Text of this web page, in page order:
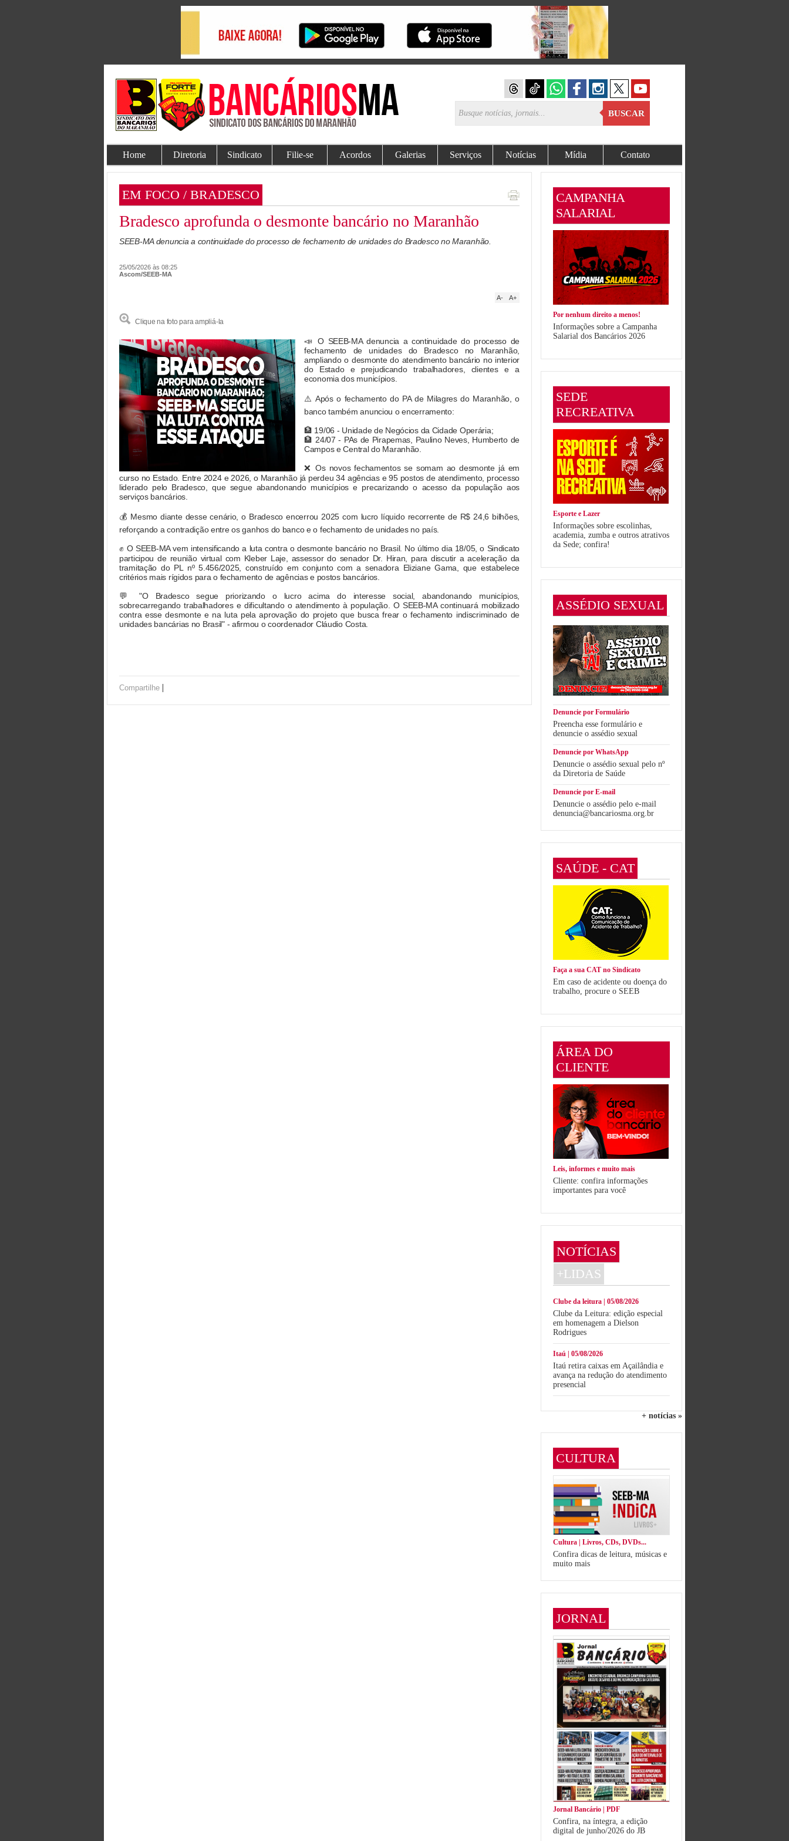
BUSCAR
Home Diretoria Sindicato Filie-se Acordos Galerias Serviços Notícias Mídia Contato
EM FOCO / BRADESCO
Bradesco aprofunda o desmonte bancário no Maranhão
SEEB-MA denuncia a continuidade do processo de fechamento de unidades do Bradesco no Maranhão.
25/05/2026 às 08:25
Ascom/SEEB-MA
A+
A-
Clique na foto para ampliá-la
📣 O SEEB-MA denuncia a continuidade do processo de
fechamento de unidades do Bradesco no Maranhão,
ampliando o desmonte do atendimento bancário no interior
do Estado e prejudicando trabalhadores, clientes e a
economia dos municípios.
⚠️ Após o fechamento do PA de Milagres do Maranhão, o
banco também anunciou o encerramento:
🏦 19/06 - Unidade de Negócios da Cidade Operária;
🏦 24/07 - PAs de Pirapemas, Paulino Neves, Humberto de
Campos e Central do Maranhão.
❌ Os novos fechamentos se somam ao desmonte já em
curso no Estado. Entre 2024 e 2026, o Maranhão já perdeu 34 agências e 95 postos de atendimento, processo
liderado pelo Bradesco, que segue abandonando municípios e precarizando o acesso da população aos
serviços bancários.
💰 Mesmo diante desse cenário, o Bradesco encerrou 2025 com lucro líquido recorrente de R$ 24,6 bilhões,
reforçando a contradição entre os ganhos do banco e o fechamento de unidades no país.
✊ O SEEB-MA vem intensificando a luta contra o desmonte bancário no Brasil. No último dia 18/05, o Sindicato
participou de reunião virtual com Kleber Laje, assessor do senador Dr. Hiran, para discutir a aceleração da
tramitação do PL nº 5.456/2025, construído em conjunto com a senadora Eliziane Gama, que estabelece
critérios mais rígidos para o fechamento de agências e postos bancários.
💬 "O Bradesco segue priorizando o lucro acima do interesse social, abandonando municípios,
sobrecarregando trabalhadores e dificultando o atendimento à população. O SEEB-MA continuará mobilizado
contra esse desmonte e na luta pela aprovação do projeto que busca frear o fechamento indiscriminado de
unidades bancárias no Brasil" - afirmou o coordenador Cláudio Costa.
Compartilhe |
CAMPANHA
SALARIAL
Por nenhum direito a menos!
Informações sobre a Campanha
Salarial dos Bancários 2026
SEDE
RECREATIVA
Esporte e Lazer
Informações sobre escolinhas,
academia, zumba e outros atrativos
da Sede; confira!
ASSÉDIO SEXUAL
Denuncie por Formulário
Preencha esse formulário e
denuncie o assédio sexual
Denuncie por WhatsApp
Denuncie o assédio sexual pelo nº
da Diretoria de Saúde
Denuncie por E-mail
Denuncie o assédio pelo e-mail
denuncia@bancariosma.org.br
SAÚDE - CAT
Faça a sua CAT no Sindicato
Em caso de acidente ou doença do
trabalho, procure o SEEB
ÁREA DO
CLIENTE
Leis, informes e muito mais
Cliente: confira informações
importantes para você
NOTÍCIAS
+LIDAS
Clube da leitura | 05/08/2026
Clube da Leitura: edição especial
em homenagem a Dielson
Rodrigues
Itaú | 05/08/2026
Itaú retira caixas em Açailândia e
avança na redução do atendimento
presencial
+ notícias »
CULTURA
Cultura | Livros, CDs, DVDs...
Confira dicas de leitura, músicas e
muito mais
JORNAL
Jornal Bancário | PDF
Confira, na íntegra, a edição
digital de junho/2026 do JB